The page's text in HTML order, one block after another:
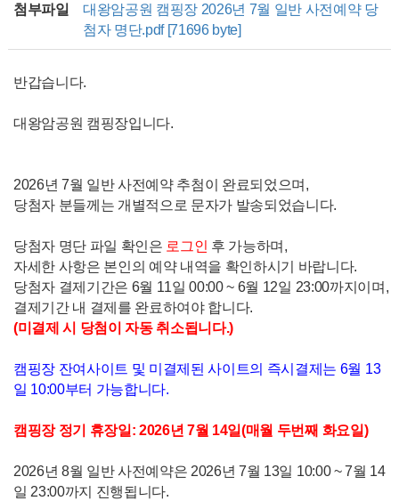
첨부파일
대왕암공원 캠핑장 2026년 7월 일반 사전예약 당
첨자 명단.pdf [71696 byte]
반갑습니다.
대왕암공원 캠핑장입니다.
2026년 7월 일반 사전예약 추첨이 완료되었으며,
당첨자 분들께는 개별적으로 문자가 발송되었습니다.
당첨자 명단 파일 확인은 로그인 후 가능하며,
자세한 사항은 본인의 예약 내역을 확인하시기 바랍니다.
당첨자 결제기간은 6월 11일 00:00 ~ 6월 12일 23:00까지이며,
결제기간 내 결제를 완료하여야 합니다.
(미결제 시 당첨이 자동 취소됩니다.)
캠핑장 잔여사이트 및 미결제된 사이트의 즉시결제는 6월 13
일 10:00부터 가능합니다.
캠핑장 정기 휴장일: 2026년 7월 14일(매월 두번째 화요일)
2026년 8월 일반 사전예약은 2026년 7월 13일 10:00 ~ 7월 14
일 23:00까지 진행됩니다.